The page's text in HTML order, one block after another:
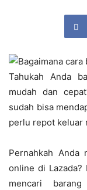
Tahukah Anda
mudah dan
sudah bisa
perlu repot keluar
Pernahkah Anda
online di Lazada?
mencari